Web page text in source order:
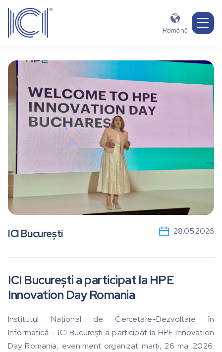

Română
ICI București 28.05.2026
ICI București a participat la HPE
Innovation Day Romania
Institutul Național de Cercetare-Dezvoltare în
Informatică – ICI București a participat la HPE Innovation
Day Romania, eveniment organizat marți, 26 mai 2026.